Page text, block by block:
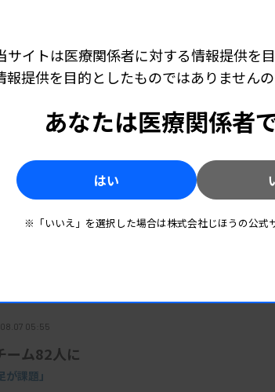
に掲載されている。
査技師派遣
05:55
ーム82人に
課題」
サイトは医療関係者に対する情報提供を目
提供を目的としたものではありません
あなたは医療関係者
はい
※「いいえ」を選択した場合は株式会社じほうの公式